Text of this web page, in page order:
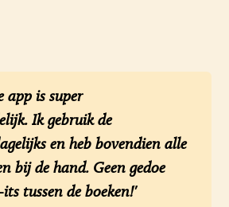
app is super
Ik gebruik de
en heb bovendien alle
bij de hand. Geen gedoe
tussen de boeken!'